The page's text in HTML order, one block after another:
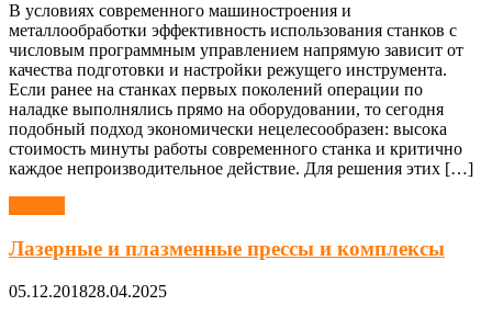
В условиях современного машиностроения и
металлообработки эффективность использования станков с
числовым программным управлением напрямую зависит от
качества подготовки и настройки режущего инструмента.
Если ранее на станках первых поколений операции по
наладке выполнялись прямо на оборудовании, то сегодня
подобный подход экономически нецелесообразен: высока
стоимость минуты работы современного станка и критично
каждое непроизводительное действие. Для решения этих […]
Лазерные и плазменные прессы и комплексы
05.12.201828.04.2025